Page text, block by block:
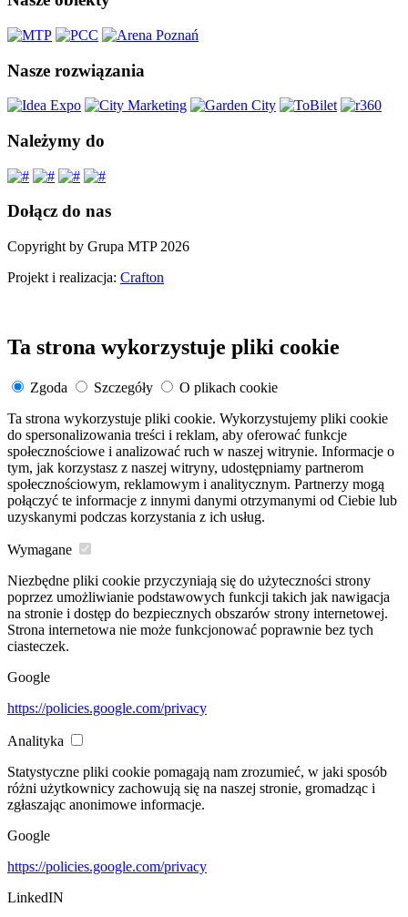
Nasze rozwiązania
Należymy do
Dołącz do nas
Copyright by Grupa MTP 2026
Projekt i realizacja: Crafton
Ta strona wykorzystuje pliki cookie
Zgoda Szczegóły
O plikach cookie
Ta strona wykorzystuje pliki cookie. Wykorzystujemy pliki cookie
do spersonalizowania treści i reklam, aby oferować funkcje
społecznościowe i analizować ruch w naszej witrynie. Informacje o
tym, jak korzystasz z naszej witryny, udostępniamy partnerom
społecznościowym, reklamowym i analitycznym. Partnerzy mogą
połączyć te informacje z innymi danymi otrzymanymi od Ciebie lub
uzyskanymi podczas korzystania z ich usług.
Wymagane
Niezbędne pliki cookie przyczyniają się do użyteczności strony
poprzez umożliwianie podstawowych funkcji takich jak nawigacja
na stronie i dostęp do bezpiecznych obszarów strony internetowej.
Strona internetowa nie może funkcjonować poprawnie bez tych
ciasteczek.
Google
https://policies.google.com/privacy
Analityka
Statystyczne pliki cookie pomagają nam zrozumieć, w jaki sposób
różni użytkownicy zachowują się na naszej stronie, gromadząc i
zgłaszając anonimowe informacje.
Google
https://policies.google.com/privacy
LinkedIN